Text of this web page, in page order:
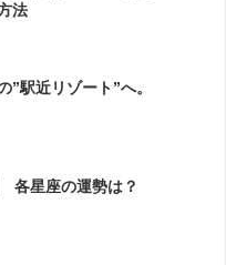
法
”駅近リゾート”へ。
各星座の運勢は？